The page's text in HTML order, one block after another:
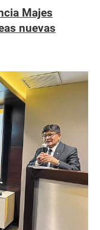
Majes
nuevas